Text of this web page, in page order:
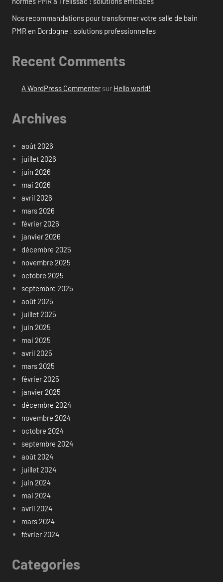
Nos recommandations pour transformer votre salle de bain
PMR en Dordogne : solutions professionnelles
Recent Comments
A WordPress Commentersur Hello world!
Archives
août 2026
juillet 2026
juin 2026
mai 2026
avril 2026
mars 2026
février 2026
janvier 2026
décembre 2025
novembre 2025
octobre 2025
septembre 2025
août 2025
juillet 2025
juin 2025
mai 2025
avril 2025
mars 2025
février 2025
janvier 2025
décembre 2024
novembre 2024
octobre 2024
septembre 2024
août 2024
juillet 2024
juin 2024
mai 2024
avril 2024
mars 2024
février 2024
Categories